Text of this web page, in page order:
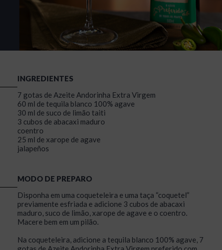
INGREDIENTES
7 gotas de Azeite Andorinha Extra Virgem
60 ml de tequila blanco 100% agave
30 ml de suco de limão taiti
3 cubos de abacaxi maduro
coentro
25 ml de xarope de agave
jalapeños
MODO DE PREPARO
Disponha em uma coqueteleira e uma taça “coquetel”
previamente esfriada e adicione 3 cubos de abacaxi
maduro, suco de limão, xarope de agave e o coentro.
Macere bem em um pilão.
Na coqueteleira, adicione a tequila blanco 100% agave, 7